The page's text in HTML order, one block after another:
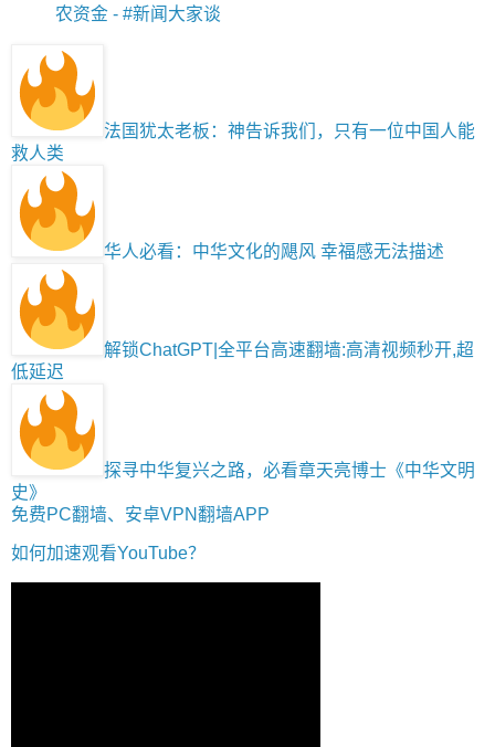
农资金 - #新闻大家谈
法国犹太老板：神告诉我们，只有一位中国人能
救人类
华人必看：中华文化的飓风 幸福感无法描述
解锁ChatGPT|全平台高速翻墙:高清视频秒开,超
低延迟
探寻中华复兴之路，必看章天亮博士《中华文明
史》
免费PC翻墙、安卓VPN翻墙APP
如何加速观看YouTube？